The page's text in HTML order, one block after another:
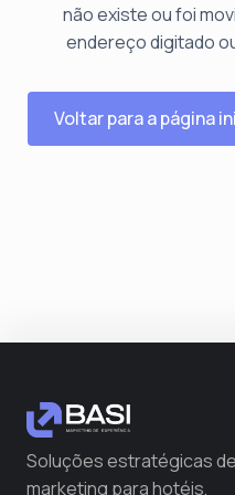
não existe ou foi
endereço digitado
Voltar para a página
Soluções estratégicas de
marketing para hotéis,